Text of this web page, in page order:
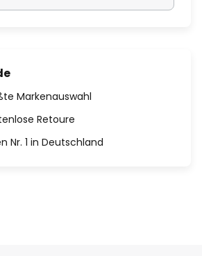
Markenauswahl
Retoure
Nr. 1 in Deutschland